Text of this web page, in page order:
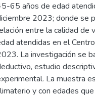
65 años de edad
2023; donde se
entre la calidad de
atendidas en el
La investigación se
estudio
La muestra
y con edades